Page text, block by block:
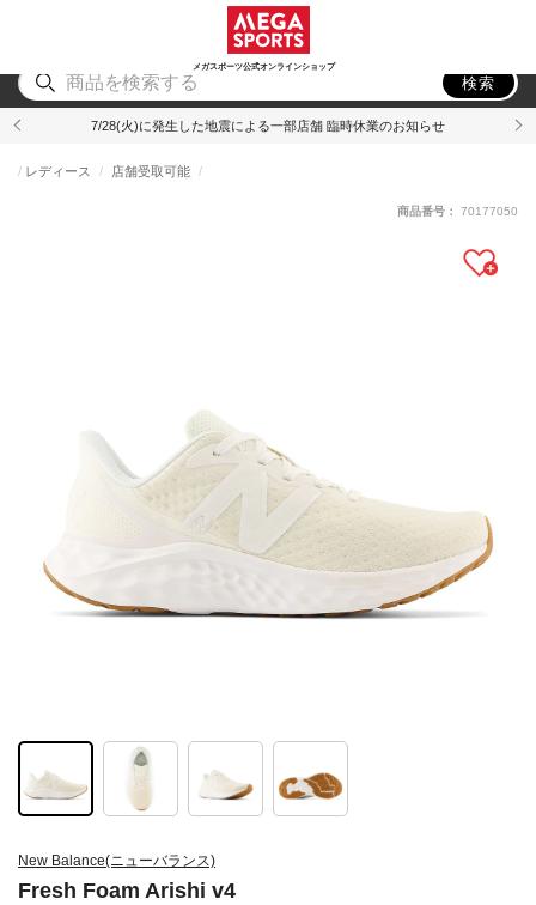
メガスポーツ公式オンラインショップ
アウトドア
検索
7/28(火)に発生した地震による一部店舗 臨時休業のお知らせ
New Balance(ニューバランス)
Fresh Foam Arishi v4
レディース 店舗受取可能
商品番号： 70177050